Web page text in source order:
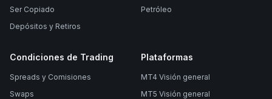
Ser Copiado
Depósitos y Retiros
Petróleo
Condiciones de Trading
Spreads y Comisiones
Swaps
Plataformas
MT4 Visión general
MT5 Visión general